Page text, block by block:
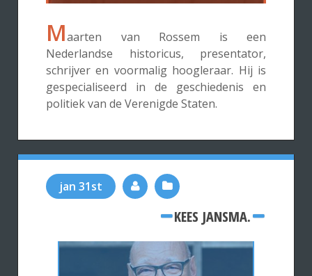
Maarten van Rossem is een
Nederlandse historicus, presentator,
schrijver en voormalig hoogleraar. Hij is
gespecialiseerd in de geschiedenis en
politiek van de Verenigde Staten.
jan 31st
KEES JANSMA.